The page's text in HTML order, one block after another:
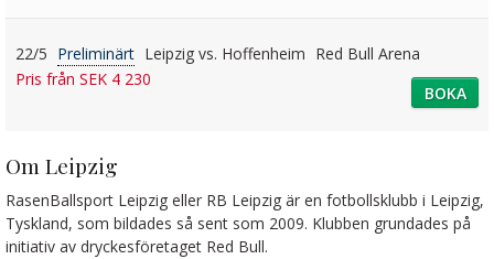
22/5 Preliminärt Leipzig vs. Hoffenheim Red Bull Arena
Pris från SEK 4 230
BOKA
Om Leipzig
RasenBallsport Leipzig eller RB Leipzig är en fotbollsklubb i Leipzig,
Tyskland, som bildades så sent som 2009. Klubben grundades på
initiativ av dryckesföretaget Red Bull.